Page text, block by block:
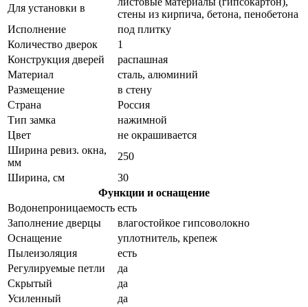
Для установки в
стены из кирпича, бетона, пенобетона
Исполнение
под плитку
Количество дверок
1
Конструкция дверей
распашная
Материал
сталь, алюминий
Размещение
в стену
Страна
Россия
Тип замка
нажимной
Цвет
не окрашивается
Ширина ревиз. окна,
мм
250
Ширина, см
30
Функции и оснащение
Водонепроницаемость есть
Заполнение дверцы
влагостойкое гипсоволокно
Оснащение
уплотнитель, крепеж
Пылеизоляция
есть
Регулируемые петли
да
Скрытый
да
Усиленный
да